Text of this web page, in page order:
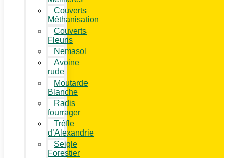
Couverts
Méthanisation
Couverts
Fleuris
Nemasol
Avoine
rude
Moutarde
Blanche
Radis
fourrager
Trèfle
d’Alexandrie
Seigle
Forestier